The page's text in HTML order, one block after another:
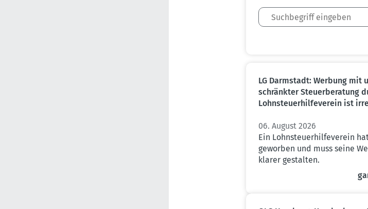
LG Darmstadt: Werbung mit
schränkter Steuer­be­ratung
Lohnsteu­er­hil­fe­verein ist
06. August 2026
Ein Lohnsteuerhilfeverein
geworben und muss seine
klarer gestalten.